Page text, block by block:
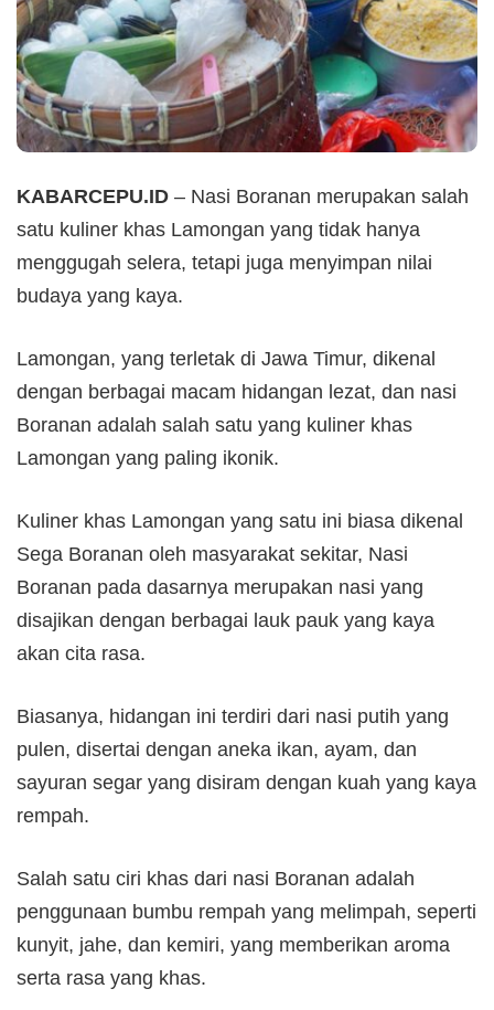
KABARCEPU.ID – Nasi Boranan merupakan salah
satu kuliner khas Lamongan yang tidak hanya
menggugah selera, tetapi juga menyimpan nilai
budaya yang kaya.
Lamongan, yang terletak di Jawa Timur, dikenal
dengan berbagai macam hidangan lezat, dan nasi
Boranan adalah salah satu yang kuliner khas
Lamongan yang paling ikonik.
Kuliner khas Lamongan yang satu ini biasa dikenal
Sega Boranan oleh masyarakat sekitar, Nasi
Boranan pada dasarnya merupakan nasi yang
disajikan dengan berbagai lauk pauk yang kaya
akan cita rasa.
Biasanya, hidangan ini terdiri dari nasi putih yang
pulen, disertai dengan aneka ikan, ayam, dan
sayuran segar yang disiram dengan kuah yang kaya
rempah.
Salah satu ciri khas dari nasi Boranan adalah
penggunaan bumbu rempah yang melimpah, seperti
kunyit, jahe, dan kemiri, yang memberikan aroma
serta rasa yang khas.